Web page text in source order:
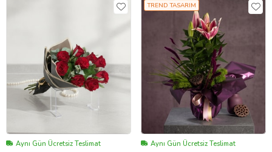
Aynı Gün Ücretsiz Teslimat
TREND TASARIM
Aynı Gün Ücretsiz Teslimat